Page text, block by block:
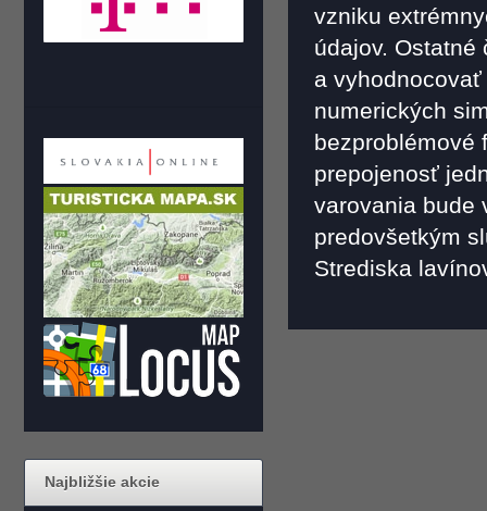
Najbližšie akcie
vzniku
údajov.
a
numerických
bezproblémové
prepojenosť
varovania bude
predovšetkým
Strediska